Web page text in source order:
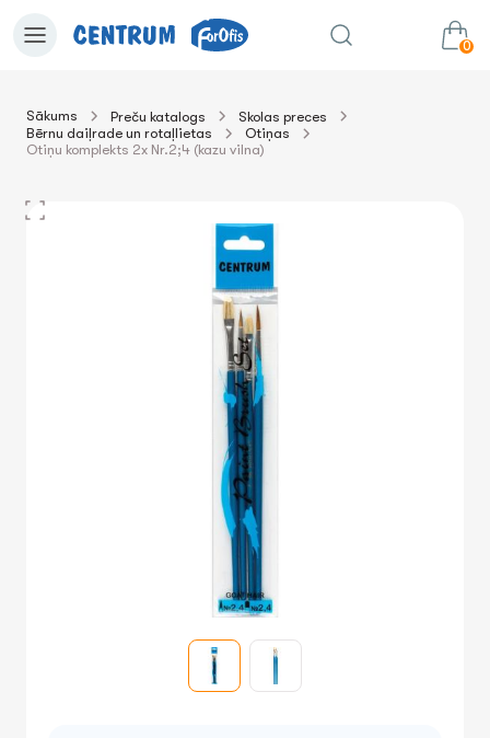
0
uz grozu
Sākums Preču katalogs
Skolas preces
Bērnu daiļrade un rotaļlietas
Otiņas
Otiņu komplekts 2x Nr.2;4 (kazu vilna)